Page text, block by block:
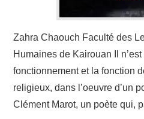
Zahra Chaouch Faculté des
Humaines de Kairouan Il
fonctionnement et la fonction
religieux, dans l’oeuvre d’un
Clément Marot, un poète qui,